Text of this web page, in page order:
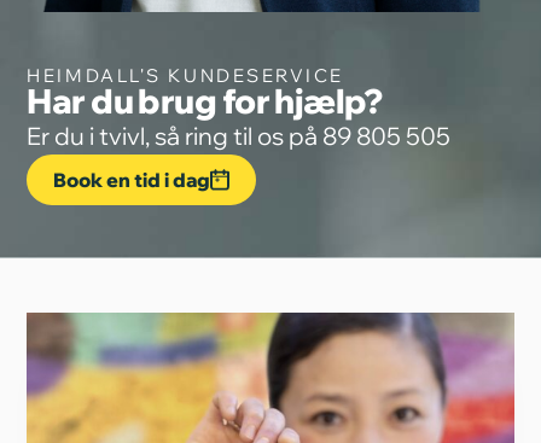
HEIMDALL'S KUNDESERVICE
Har du brug for hjælp?
Er du i tvivl, så ring til os på 89 805 505
Book en tid i dag